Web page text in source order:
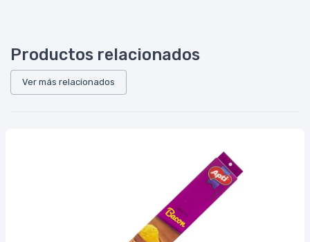
Productos relacionados
Ver más relacionados